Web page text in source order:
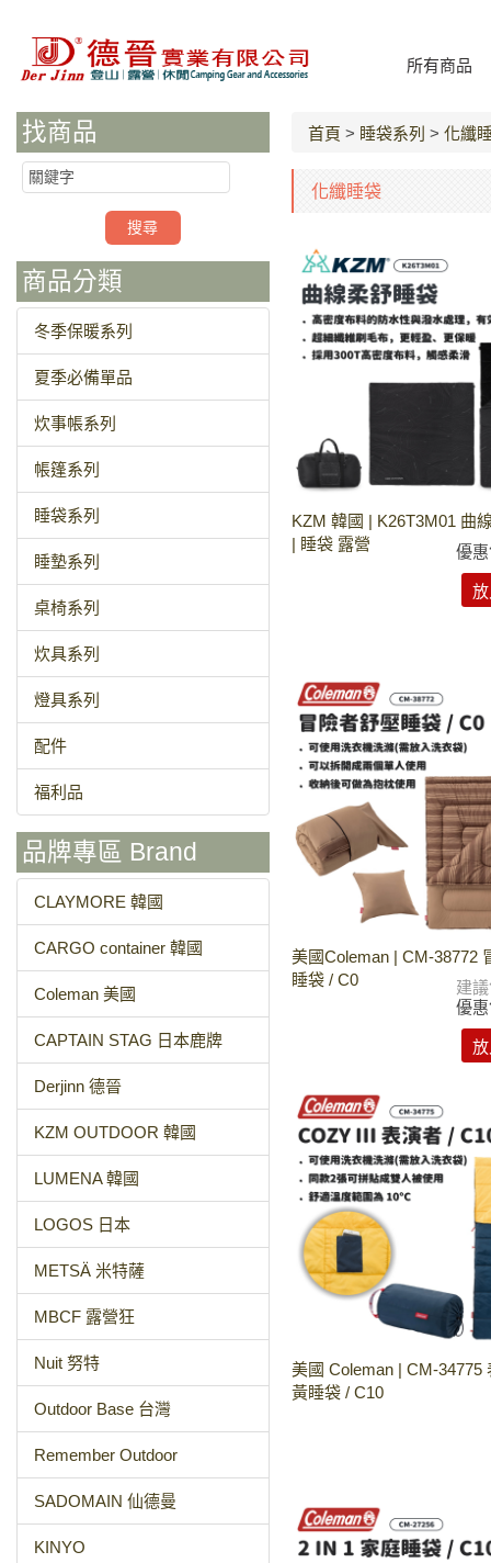
所有商品
找商品
商品分類
冬季保暖系列
夏季必備單品
炊事帳系列
帳篷系列
睡袋系列
睡墊系列
桌椅系列
炊具系列
燈具系列
配件
福利品
品牌專區 Brand
CLAYMORE 韓國
CARGO container 韓國
Coleman 美國
CAPTAIN STAG 日本鹿牌
Derjinn 德晉
KZM OUTDOOR 韓國
LUMENA 韓國
LOGOS 日本
METSÄ 米特薩
MBCF 露營狂
Nuit 努特
Outdoor Base 台灣
Remember Outdoor
SADOMAIN 仙德曼
KINYO
首頁 > 睡袋系列 > 化纖
化纖睡袋
KZM 韓國 | K26T3M01 曲
| 睡袋 露營
優
美國Coleman | CM-38772
睡袋 / C0
建
優
美國 Coleman | CM-
黃睡袋 / C10